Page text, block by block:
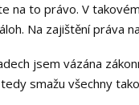
na to právo. V
Na zajištění práva
jsem vázána
smažu všechny